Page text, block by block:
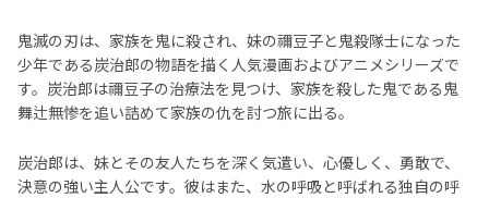
鬼滅の刃は、家族を鬼に殺され、妹の禰豆子と鬼殺隊士になった
少年である炭治郎の物語を描く人気漫画およびアニメシリーズで
す。炭治郎は禰豆子の治療法を見つけ、家族を殺した鬼である鬼
舞辻無惨を追い詰めて家族の仇を討つ旅に出る。
炭治郎は、妹とその友人たちを深く気遣い、心優しく、勇敢で、
決意の強い主人公です。彼はまた、水の呼吸と呼ばれる独自の呼